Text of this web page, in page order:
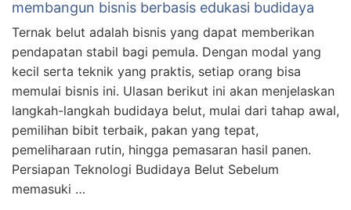
membangun bisnis berbasis edukasi budidaya
Ternak belut adalah bisnis yang dapat memberikan
pendapatan stabil bagi pemula. Dengan modal yang
kecil serta teknik yang praktis, setiap orang bisa
memulai bisnis ini. Ulasan berikut ini akan menjelaskan
langkah-langkah budidaya belut, mulai dari tahap awal,
pemilihan bibit terbaik, pakan yang tepat,
pemeliharaan rutin, hingga pemasaran hasil panen.
Persiapan Teknologi Budidaya Belut Sebelum
memasuki …